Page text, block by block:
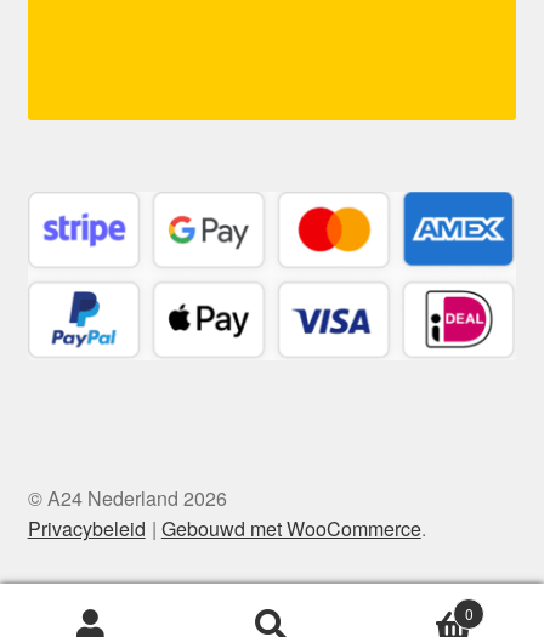
© A24 Nederland 2026
Privacybeleid
Gebouwd met WooCommerce.
Zoeken
0